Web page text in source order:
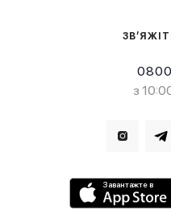
з
Завантажте в